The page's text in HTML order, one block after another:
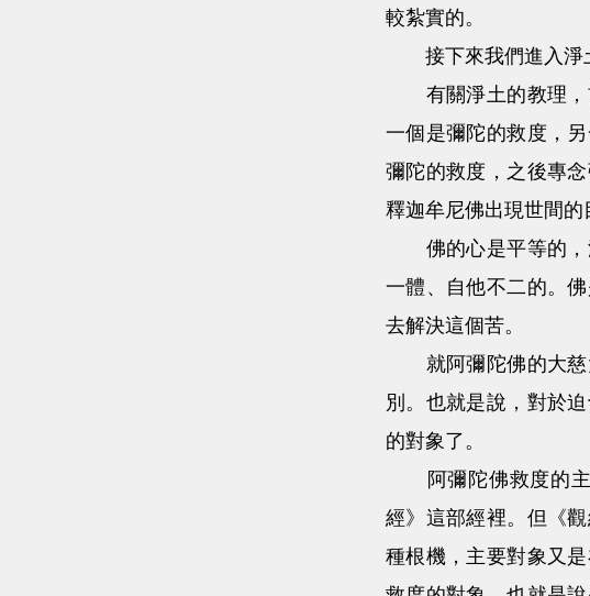
較紮實的。
接下來我們進入淨
有關淨土的教理，
一個是彌陀的救度，
彌陀的救度，之後專
釋迦牟尼佛出現世間的
佛的心是平等的，
一體、自他不二的。
去解決這個苦。
就阿彌陀佛的大慈
別。也就是說，對於
的對象了。
阿彌陀佛救度的主
經》這部經裡。但《
種根機，主要對象又